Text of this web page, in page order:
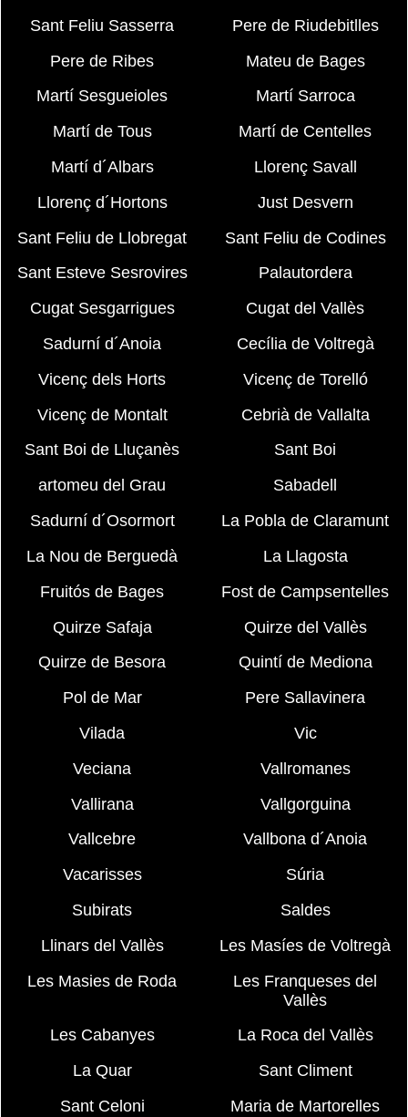
Sant Feliu Sasserra
Pere de Riudebitlles
Pere de Ribes
Mateu de Bages
Martí Sesgueioles
Martí Sarroca
Martí de Tous
Martí de Centelles
Martí d´Albars
Llorenç Savall
Llorenç d´Hortons
Just Desvern
Sant Feliu de Llobregat
Sant Feliu de Codines
Sant Esteve Sesrovires
Palautordera
Cugat Sesgarrigues
Cugat del Vallès
Sadurní d´Anoia
Cecília de Voltregà
Vicenç dels Horts
Vicenç de Torelló
Vicenç de Montalt
Cebrià de Vallalta
Sant Boi de Lluçanès
Sant Boi
artomeu del Grau
Sabadell
Sadurní d´Osormort
La Pobla de Claramunt
La Nou de Berguedà
La Llagosta
Fruitós de Bages
Fost de Campsentelles
Quirze Safaja
Quirze del Vallès
Quirze de Besora
Quintí de Mediona
Pol de Mar
Pere Sallavinera
Vilada
Vic
Veciana
Vallromanes
Vallirana
Vallgorguina
Vallcebre
Vallbona d´Anoia
Vacarisses
Súria
Subirats
Saldes
Llinars del Vallès
Les Masíes de Voltregà
Les Masies de Roda
Les Franqueses del
Vallès
Les Cabanyes
La Roca del Vallès
La Quar
Sant Climent
Sant Celoni
Maria de Martorelles